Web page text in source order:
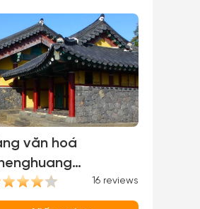
văn hoá
Folk16 reviews